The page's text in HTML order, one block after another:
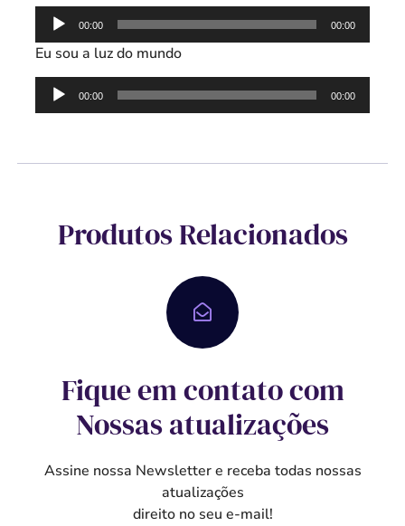
Tocador
de
áudio
00:00 00:00
Eu sou a luz do mundo
Tocador
de
00:00 00:00
Produtos Relacionados
Fique em contato com
Nossas atualizações
Assine nossa Newsletter e receba todas nossas
atualizações
direito no seu e-mail!